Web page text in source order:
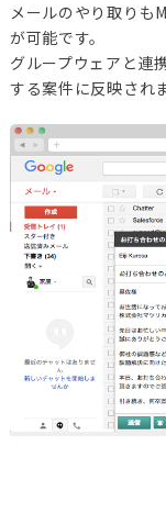
メールのやり取りも
が可能です。
グループウェアと連
する案件に反映され